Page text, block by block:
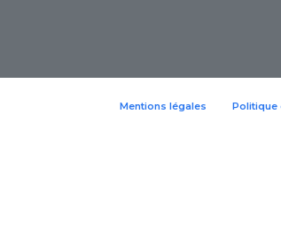
Mentions légales Politique